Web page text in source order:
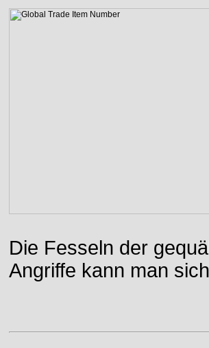
Die Fesseln der
Angriffe kann man